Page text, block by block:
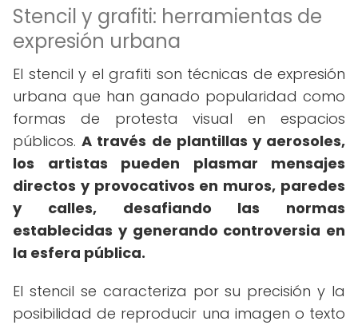
Stencil y grafiti: herramientas de
expresión urbana
El stencil y el grafiti son técnicas de expresión
urbana que han ganado popularidad como
formas de protesta visual en espacios
públicos.A través de plantillas y aerosoles,
los artistas pueden plasmar mensajes
directos y provocativos en muros, paredes
y calles, desafiando las normas
establecidas y generando controversia en
la esfera pública.
El stencil se caracteriza por su precisión y la
posibilidad de reproducir una imagen o texto